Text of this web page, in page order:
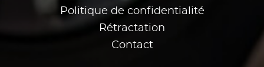
Politique de confidentialité
Rétractation
Contact